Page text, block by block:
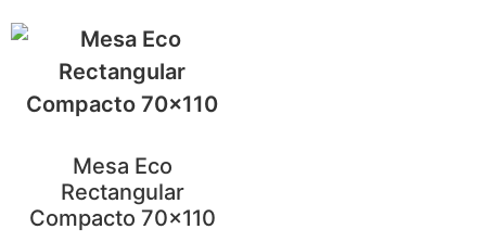
Mesa Eco
Rectangular
Compacto 70×110